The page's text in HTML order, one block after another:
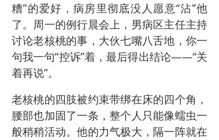
糟”的爱好，病房里彻底没人愿意“沾”他
了。周一的例行晨会上，男病区主任主持
讨论老核桃的事，大伙七嘴八舌地，你一
句我一句“控诉”着，最后得出结论——“关
着再说”。
老核桃的四肢被约束带绑在床的四个角，
腰部也加固了一条，整个人只能像蠕虫一
般稍稍活动。他的力气极大，隔一阵就在